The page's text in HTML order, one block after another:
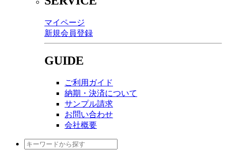
マイページ
新規会員登録
GUIDE
ご利用ガイド
納期・決済について
サンプル請求
お問い合わせ
会社概要